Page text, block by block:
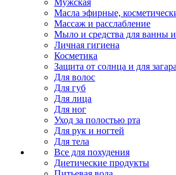
Мужская
Масла эфирные,
Массаж и расслабление
Мыло и средства для ванны
Личная гигиена
Косметика
Защита от солнца и для загара
Для волос
Для губ
Для лица
Для ног
Уход за полостью рта
Для рук и ногтей
Для тела
Все для похудения
Диетические продукты